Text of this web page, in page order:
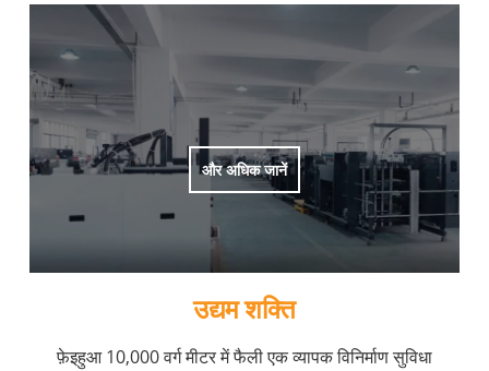
और अधिक जानें
उद्यम शक्ति
फ़ेइहुआ 10,000 वर्ग मीटर में फैली एक व्यापक विनिर्माण सुविधा